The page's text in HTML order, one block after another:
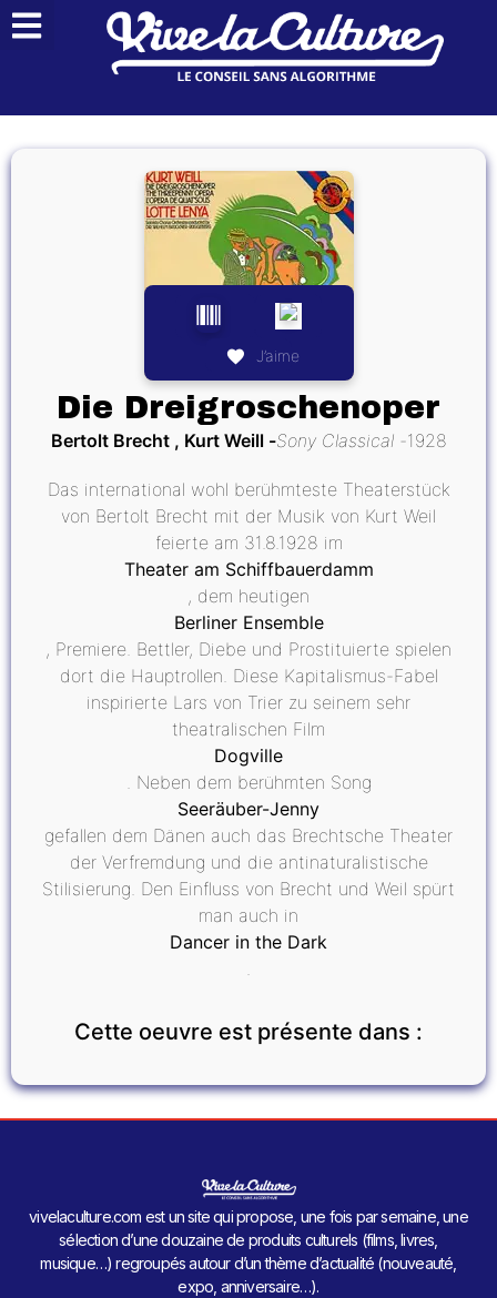
J’aime
Die Dreigroschenoper
Bertolt Brecht , Kurt Weill Sony Classical 1928
Das international wohl berühmteste Theaterstück
von Bertolt Brecht mit der Musik von Kurt Weil
feierte am 31.8.1928 im
Theater am Schiffbauerdamm
, dem heutigen
Berliner Ensemble
, Premiere. Bettler, Diebe und Prostituierte spielen
dort die Hauptrollen. Diese Kapitalismus-Fabel
inspirierte Lars von Trier zu seinem sehr
theatralischen Film
Dogville
. Neben dem berühmten Song
Seeräuber-Jenny
gefallen dem Dänen auch das Brechtsche Theater
der Verfremdung und die antinaturalistische
Stilisierung. Den Einfluss von Brecht und Weil spürt
man auch in
Dancer in the Dark
.
Cette oeuvre est présente dans :
vivelaculture.com est un site qui propose, une fois par semaine, une
sélection d’une douzaine de produits culturels (films, livres,
musique…) regroupés autour d’un thème d’actualité (nouveauté,
expo, anniversaire…).